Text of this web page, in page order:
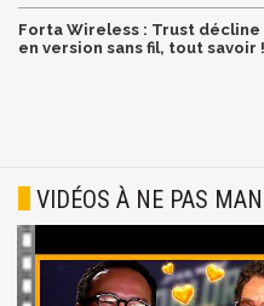
Forta Wireless : Trust décline
en version sans fil, tout savoir !
VIDÉOS À NE PAS